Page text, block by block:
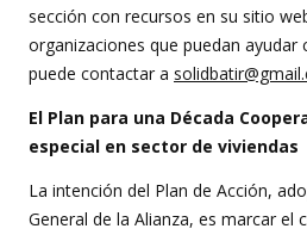
sección con recursos en su sitio
organizaciones que puedan ayudar
puede contactar a
El Plan para una Década
especial en sector de viviendas
La intención del Plan de Acción,
General de la Alianza, es marcar el